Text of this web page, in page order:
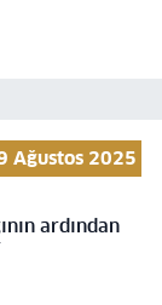
Ağustos 2025
ardından